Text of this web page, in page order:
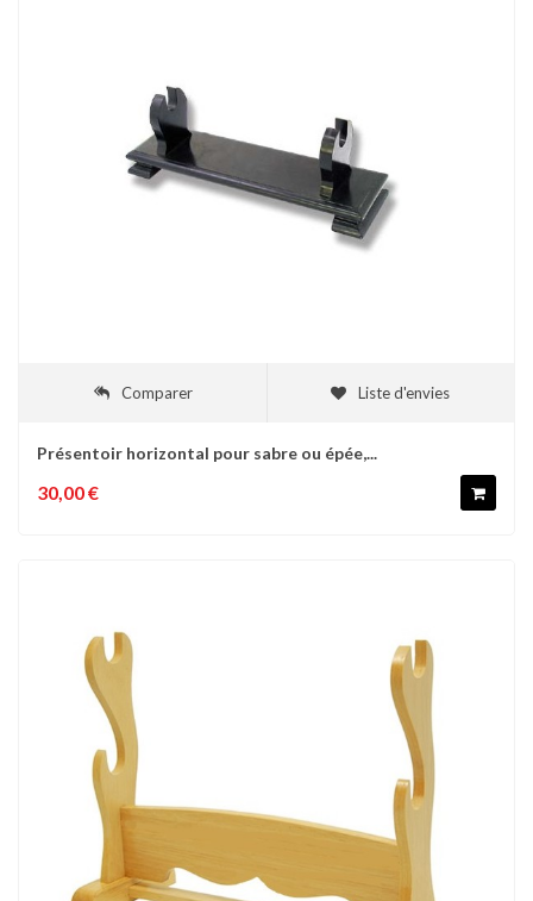
Comparer Liste d'envies
Présentoir horizontal pour sabre ou épée,...
30,00 €